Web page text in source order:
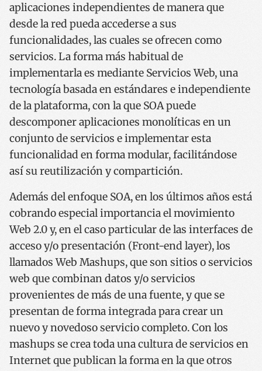
aplicaciones independientes de manera que
desde la red pueda accederse a sus
funcionalidades, las cuales se ofrecen como
servicios. La forma más habitual de
implementarla es mediante Servicios Web, una
tecnología basada en estándares e independiente
de la plataforma, con la que SOA puede
descomponer aplicaciones monolíticas en un
conjunto de servicios e implementar esta
funcionalidad en forma modular, facilitándose
así su reutilización y compartición.
Además del enfoque SOA, en los últimos años está
cobrando especial importancia el movimiento
Web 2.0 y, en el caso particular de las interfaces de
acceso y/o presentación (Front-end layer), los
llamados Web Mashups, que son sitios o servicios
web que combinan datos y/o servicios
provenientes de más de una fuente, y que se
presentan de forma integrada para crear un
nuevo y novedoso servicio completo. Con los
mashups se crea toda una cultura de servicios en
Internet que publican la forma en la que otros